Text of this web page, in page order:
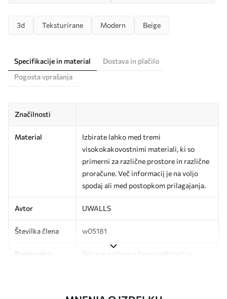
3d Teksturirane Modern Beige
Specifikacije in material
Dostava in plačilo
Pogosta vprašanja
Značilnosti
Material
Izbirate lahko med tremi
visokokakovostnimi materiali, ki so
primerni za različne prostore in različne
proračune. Več informacij je na voljo
spodaj ali med postopkom prilagajanja.
Avtor UWALLS
Številka člena w05181
Proizvodnja
Slika se natisne v želeni velikosti in